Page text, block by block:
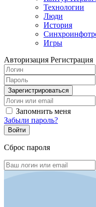
Технологии
Люди
История
Игры
Авторизация Регистрация
Запомнить меня
Забыли пароль?
Сброс пароля